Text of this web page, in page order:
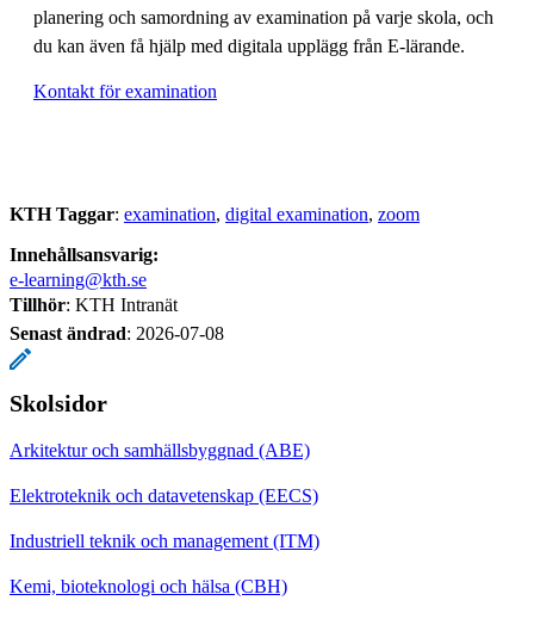
planering och samordning av examination på varje skola, och
du kan även få hjälp med digitala upplägg från E-lärande.
Kontakt för examination
KTH Taggar: examination digital examination zoom
Innehållsansvarig:
e-learning@kth.se
Tillhör: KTH Intranät
Senast ändrad: 2026-07-08
Skolsidor
Arkitektur och samhällsbyggnad (ABE)
Elektroteknik och datavetenskap (EECS)
Industriell teknik och management (ITM)
Kemi, bioteknologi och hälsa (CBH)